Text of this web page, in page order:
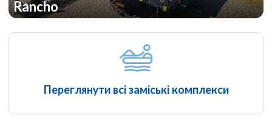
Rancho
Переглянути всі заміські комплекси